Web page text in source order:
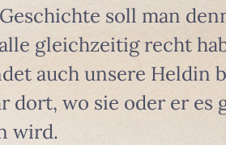
soll man
gleichzeitig recht
auch unsere Heldin
dort, wo sie oder er es
wird.